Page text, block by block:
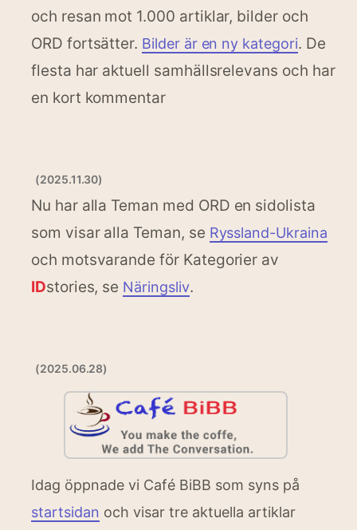
och resan mot 1.000 artiklar, bilder och
ORD fortsätter. Bilder är en ny kategori. De
flesta har aktuell samhällsrelevans och har
en kort kommentar
(2025.11.30)
Nu har alla Teman med ORD en sidolista
som visar alla Teman, se Ryssland-Ukraina
och motsvarande för Kategorier av
IDstories, se Näringsliv.
(2025.06.28)
Idag öppnade vi Café BiBB som syns på
startsidan och visar tre aktuella artiklar